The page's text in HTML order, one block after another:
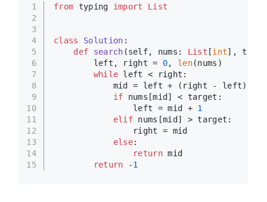
1
2
3
4
5
6
7
8
9
10
11
12
13
14
15
from typing import List
class Solution :
def
search (self, nums: List [int],
        left, right =
0, len(nums)
while left < right:
            mid = left + (right - left) //
if nums[mid] < target:
                left = mid +
1
elif nums[mid] > target:
                right = mid
else:
return mid
return -1